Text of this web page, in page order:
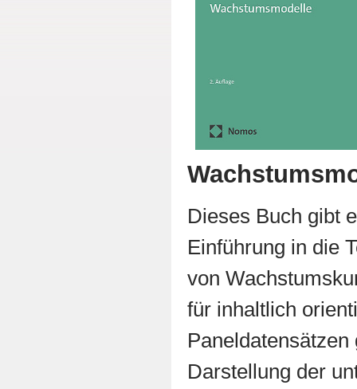
Dieses Buch gibt
Einführung in die
von
für inhaltlich
Darstellung der